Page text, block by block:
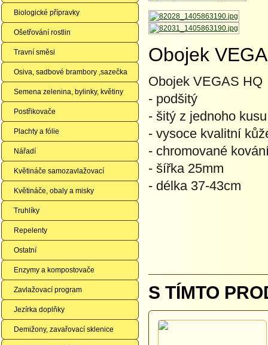
Biologické přípravky
Ošetřování rostlin
Travní směsi
Osiva, sadbové brambory ,sazečka
Semena zelenina, bylinky, květiny
Postřikovače
Plachty a fólie
Nářadí
Květináče samozavlažovací
Květináče, obaly a misky
Truhlíky
Repelenty
Ostatní
Enzymy a kompostovače
Zavlažovací program
Jezírka doplňky
Demižony, zavařovací sklenice
Obojek
Obojek VEGAS HQ
- podšitý
- šitý z jednoho
- vysoce kvalitní
- chromované
- šířka 25mm
- délka 37-43cm
S TÍMTO